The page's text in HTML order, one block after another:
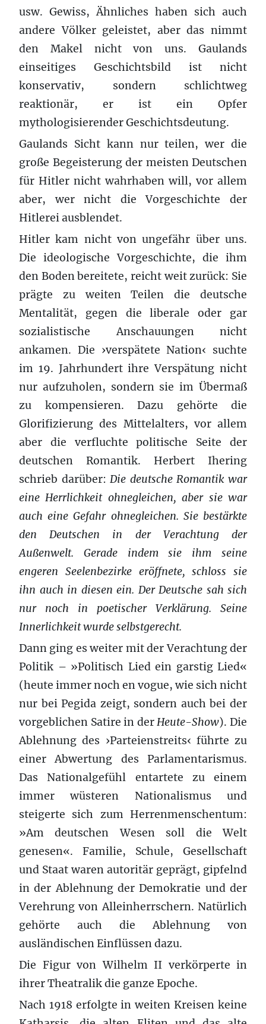
usw. Gewiss, Ähnliches haben sich auch
andere Völker geleistet, aber das nimmt
den Makel nicht von uns. Gaulands
einseitiges Geschichtsbild ist nicht
konservativ, sondern schlichtweg
reaktionär, er ist ein Opfer
mythologisierender Geschichtsdeutung.
Gaulands Sicht kann nur teilen, wer die
große Begeisterung der meisten Deutschen
für Hitler nicht wahrhaben will, vor allem
aber, wer nicht die Vorgeschichte der
Hitlerei ausblendet.
Hitler kam nicht von ungefähr über uns.
Die ideologische Vorgeschichte, die ihm
den Boden bereitete, reicht weit zurück: Sie
prägte zu weiten Teilen die deutsche
Mentalität, gegen die liberale oder gar
sozialistische Anschauungen nicht
ankamen. Die ›verspätete Nation‹ suchte
im 19. Jahrhundert ihre Verspätung nicht
nur aufzuholen, sondern sie im Übermaß
zu kompensieren. Dazu gehörte die
Glorifizierung des Mittelalters, vor allem
aber die verfluchte politische Seite der
deutschen Romantik. Herbert Ihering
schrieb darüber:Die deutsche Romantik war
eine Herrlichkeit ohnegleichen, aber sie war
auch eine Gefahr ohnegleichen. Sie bestärkte
den Deutschen in der Verachtung der
Außenwelt. Gerade indem sie ihm seine
engeren Seelenbezirke eröffnete, schloss sie
ihn auch in diesen ein. Der Deutsche sah sich
nur noch in poetischer Verklärung. Seine
Innerlichkeit wurde selbstgerecht.
Dann ging es weiter mit der Verachtung der
Politik – »Politisch Lied ein garstig Lied«
(heute immer noch en vogue, wie sich nicht
nur bei Pegida zeigt, sondern auch bei der
vorgeblichen Satire in derHeute-Show). Die
Ablehnung des ›Parteienstreits‹ führte zu
einer Abwertung des Parlamentarismus.
Das Nationalgefühl entartete zu einem
immer wüsteren Nationalismus und
steigerte sich zum Herrenmenschentum:
»Am deutschen Wesen soll die Welt
genesen«. Familie, Schule, Gesellschaft
und Staat waren autoritär geprägt, gipfelnd
in der Ablehnung der Demokratie und der
Verehrung von Alleinherrschern. Natürlich
gehörte auch die Ablehnung von
ausländischen Einflüssen dazu.
Die Figur von Wilhelm II verkörperte in
ihrer Theatralik die ganze Epoche.
Nach 1918 erfolgte in weiten Kreisen keine